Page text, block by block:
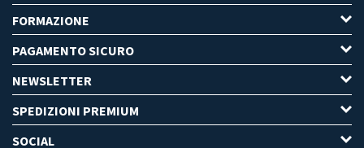
FORMAZIONE
PAGAMENTO SICURO
NEWSLETTER
SPEDIZIONI PREMIUM
SOCIAL